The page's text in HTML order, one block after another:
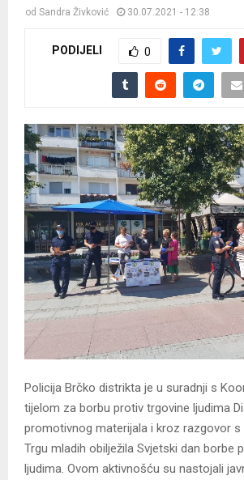
od Sandra Živković 30.07.2021 - 12:38
PODIJELI 0
Policija Brčko distrikta je u suradnji s
tijelom za borbu protiv trgovine ljudima
promotivnog materijala i kroz razgovor s
Trgu mladih obilježila Svjetski dan borbe
ljudima. Ovom aktivnošću su nastojali